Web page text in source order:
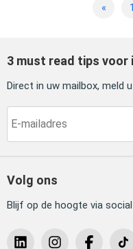
« 1
3 must read tips voor
Direct in uw mailbox, meld
Volg ons
Blijf op de hoogte via